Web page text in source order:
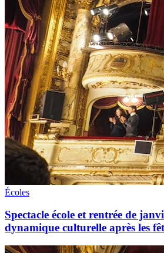
Écoles
Spectacle école et rentrée de
dynamique culturelle après les